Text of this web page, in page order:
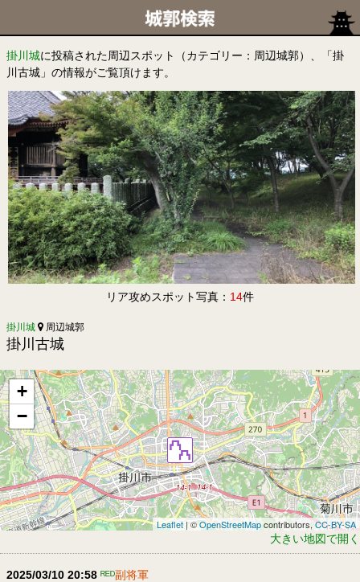
掛川城に投稿された周辺スポット（カテゴリー：周辺城郭）、「掛
川古城」の情報がご覧頂けます。
リア攻めスポット写真： 14件
掛川城 周辺城郭
掛川古城
+
−
Leaflet| ©OpenStreetMapcontributors,CC-BY-SA
大きい地図で開く
2025/03/10 20:58 ᴿᴱᴰ副将軍